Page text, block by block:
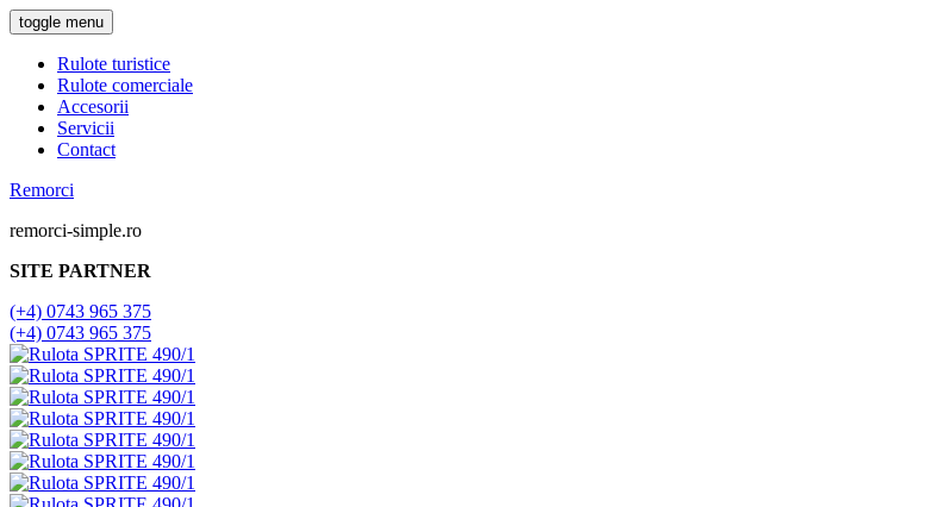
toggle menu
Rulote turistice
Rulote comerciale
Accesorii
Servicii
Contact
Remorci
remorci-simple.ro
SITE PARTNER
(+4) 0743 965 375
(+4) 0743 965 375